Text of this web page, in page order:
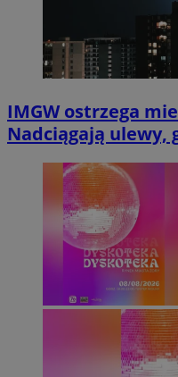
IMGW ostrzega
Nadciągają ulewy,